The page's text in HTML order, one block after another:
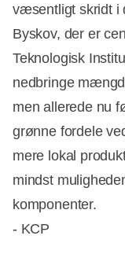
væsentligt skridt i
Byskov, der er
Teknologisk
nedbringe
men allerede nu
grønne fordele
mere lokal
mindst
komponenter.
- KCP